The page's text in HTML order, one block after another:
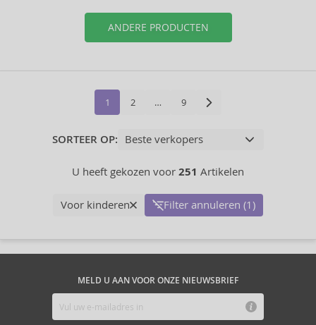
ANDERE PRODUCTEN
1 2 … 9
SORTEER OP:
U heeft gekozen voor 251 Artikelen
Voor kinderen Filter annuleren (1)
MELD U AAN VOOR ONZE NIEUWSBRIEF